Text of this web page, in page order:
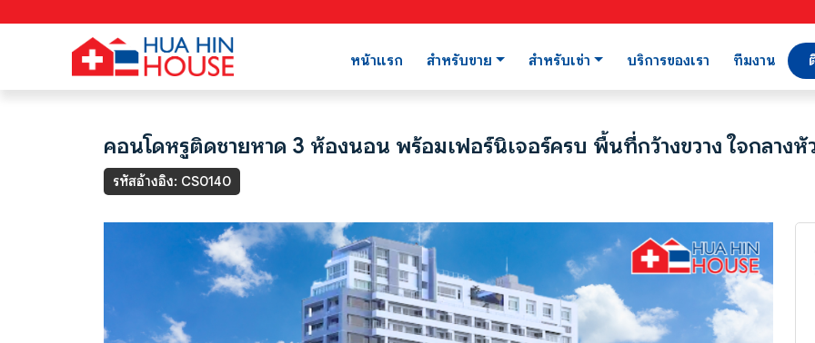
หน้าแรก สำหรับขาย สำหรับเช่า บริการของเรา ทีมงาน
คอนโดหรูติดชายหาด 3 ห้องนอน พร้อมเฟอร์นิเจอร์ครบ พื้นที่กว้างขวาง ใจกลาง
รหัสอ้างอิง: CS0140